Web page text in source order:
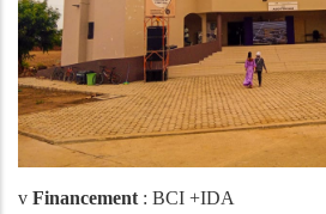
v Financement : BCI +IDA